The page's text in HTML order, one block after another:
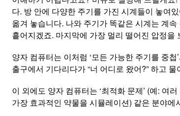
다. 방 안에 다양한 주기를 가진 시계들이 놓여
옮겨 놓습니다. 나와 주기가 똑같은 시계는 계
흩어지겠죠. 마지막에 가장 멀리 떨어진 압정을
양자 컴퓨터는 이처럼 ‘모든 가능한 주기를 중
출구에서 기다리다가 “너 어디로 왔어?” 하고
이 외에도 양자 컴퓨터는 ‘최적화 문제’ (예: 여
가장 효과적인 약물을 시뮬레이션) 같은 분야